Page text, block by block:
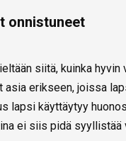
onnistuneet
siitä, kuinka hyvin
asia erikseen, joissa
lapsi käyttäytyy
ei siis pidä syyllistää